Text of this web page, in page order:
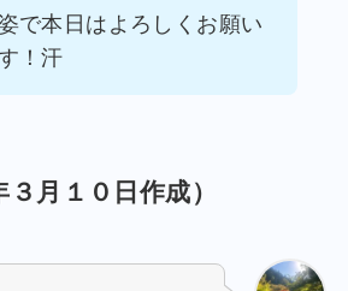
で本日はよろしくお願い
！汗
月１０日作成）